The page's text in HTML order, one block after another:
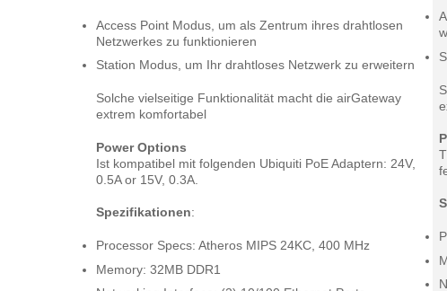
Access Point Modus, um als Zentrum ihres drahtlosen
Netzwerkes zu funktionieren
Station Modus, um Ihr drahtloses Netzwerk zu erweitern
Solche vielseitige Funktionalität macht die airGateway
extrem komfortabel
Power Options
Ist kompatibel mit folgenden Ubiquiti PoE Adaptern: 24V,
0.5A or 15V, 0.3A.
Spezifikationen:
Processor Specs: Atheros MIPS 24KC, 400 MHz
Memory: 32MB DDR1